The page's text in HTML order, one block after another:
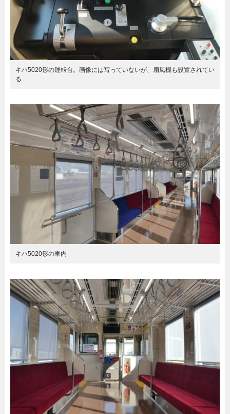
キハ5020形の運転台。画像には写っていないが、扇風機も設置されてい
る
キハ5020形の車内